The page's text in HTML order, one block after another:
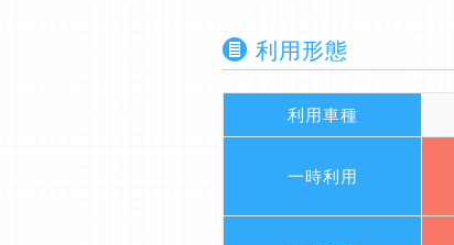
利用形態
利用車種
一時利用